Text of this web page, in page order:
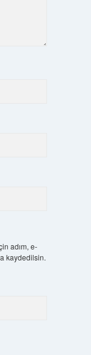
adım, e-
kaydedilsin.